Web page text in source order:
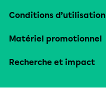
Conditions d’utilisation
Matériel promotionnel
Recherche et impact